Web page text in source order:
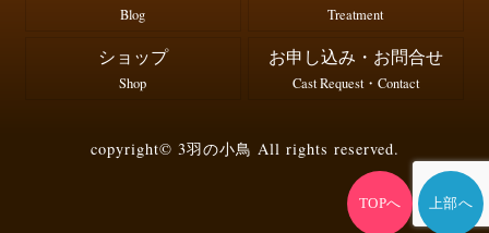
TOPへ 上部へ
Blog Treatment
ショップ
Shop
お申し込み・お問合せ
Cast Request・Contact
copyright© 3羽の小鳥 All rights reserved.